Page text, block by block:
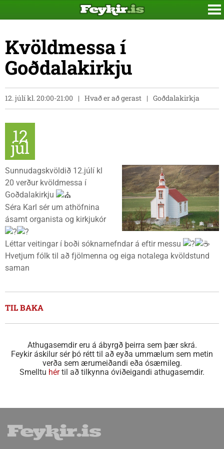
Kvöldmessa í
Goðdalakirkju
12. júlí kl. 20:00-21:00 Hvað er að gerast Goðdalakirkja
12
júl
Sunnudagskvöldið 12.júlí kl
20 verður kvöldmessa í
Goðdalakirkju
Séra Karl sér um athöfnina
ásamt organista og kirkjukór
Léttar veitingar í boði sóknarnefndar á eftir messu
Hvetjum fólk til að fjölmenna og eiga notalega kvöldstund
saman
TIL BAKA
Athugasemdir eru á ábyrgð þeirra sem þær skrá.
Feykir áskilur sér þó rétt til að eyða ummælum sem metin
verða sem ærumeiðandi eða ósæmileg.
Smelltu hértil að tilkynna óviðeigandi athugasemdir.